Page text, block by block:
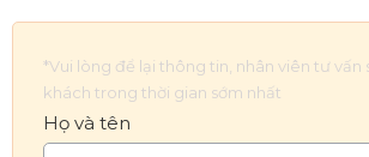
*Vui lòng để lại thông tin, nhân viên tư vấn
khách trong thời gian sớm nhất
Họ và tên